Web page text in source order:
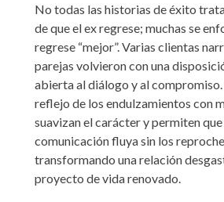
No todas las historias de éxito
de que el ex regrese; muchas se
regrese “mejor”. Varias clientas
parejas volvieron con una
abierta al diálogo y al compromiso.
reflejo de los endulzamientos con
suavizan el carácter y permiten
comunicación fluya sin los
transformando una relación
proyecto de vida renovado.